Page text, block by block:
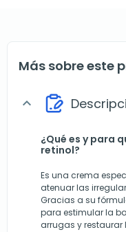
Más sobre este
expand_more
¿Qué es y para
retinol?
Es una crema
atenuar las
Gracias a su
para estimular la
arrugas y